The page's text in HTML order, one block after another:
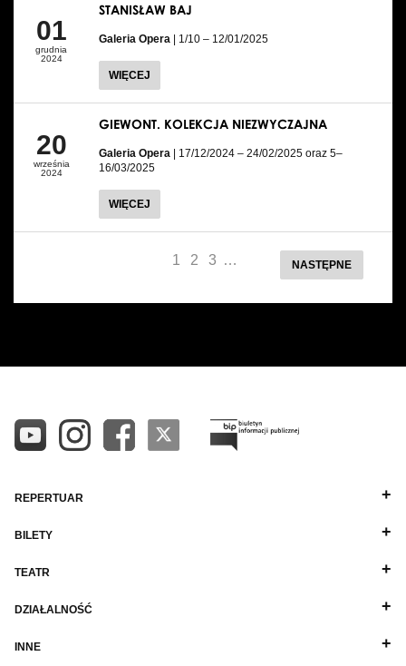
01
grudnia
2024
STANISŁAW BAJ
Galeria Opera | 1/10 – 12/01/2025
WIĘCEJ
20
września
2024
GIEWONT. KOLEKCJA NIEZWYCZAJNA
Galeria Opera | 17/12/2024 – 24/02/2025 oraz 5–
16/03/2025
WIĘCEJ
1 2 3 … NASTĘPNE
REPERTUAR
BILETY
TEATR
DZIAŁALNOŚĆ
INNE